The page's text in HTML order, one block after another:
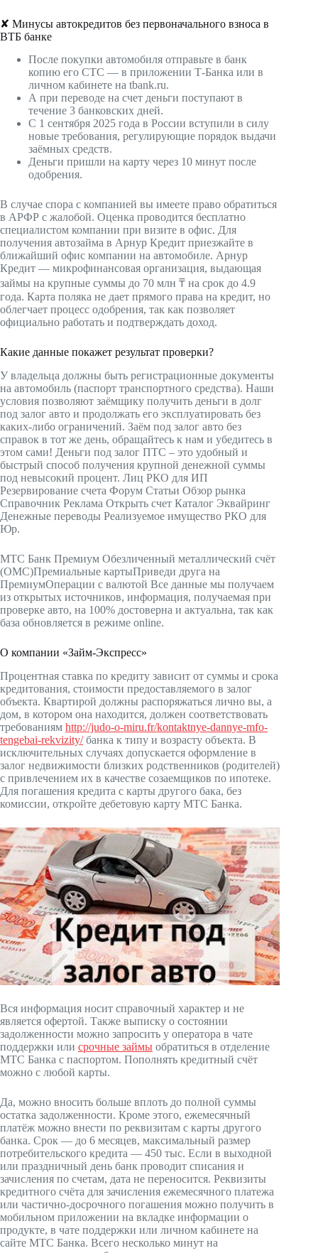
✘ Минусы автокредитов без первоначального взноса в
ВТБ банке
После покупки автомобиля отправьте в банк
копию его СТС — в приложении Т‑Банка или в
личном кабинете на tbank.ru.
А при переводе на счет деньги поступают в
течение 3 банковских дней.
С 1 сентября 2025 года в России вступили в силу
новые требования, регулирующие порядок выдачи
заёмных средств.
Деньги пришли на карту через 10 минут после
одобрения.
В случае спора с компанией вы имеете право обратиться
в АРФР с жалобой. Оценка проводится бесплатно
специалистом компании при визите в офис. Для
получения автозайма в Арнур Кредит приезжайте в
ближайший офис компании на автомобиле. Арнур
Кредит — микрофинансовая организация, выдающая
займы на крупные суммы до 70 млн ₸ на срок до 4.9
года. Карта поляка не дает прямого права на кредит, но
облегчает процесс одобрения, так как позволяет
официально работать и подтверждать доход.
Какие данные покажет результат проверки?
У владельца должны быть регистрационные документы
на автомобиль (паспорт транспортного средства). Наши
условия позволяют заёмщику получить деньги в долг
под залог авто и продолжать его эксплуатировать без
каких-либо ограничений. Заём под залог авто без
справок в тот же день, обращайтесь к нам и убедитесь в
этом сами! Деньги под залог ПТС – это удобный и
быстрый способ получения крупной денежной суммы
под невысокий процент. Лиц РКО для ИП
Резервирование счета Форум Статьи Обзор рынка
Справочник Реклама Открыть счет Каталог Эквайринг
Денежные переводы Реализуемое имущество РКО для
Юр.
МТС Банк Премиум Обезличенный металлический счёт
(ОМС)Премиальные картыПриведи друга на
ПремиумОперации с валютой Все данные мы получаем
из открытых источников, информация, получаемая при
проверке авто, на 100% достоверна и актуальна, так как
база обновляется в режиме online.
О компании «Займ-Экспресс»
Процентная ставка по кредиту зависит от суммы и срока
кредитования, стоимости предоставляемого в залог
объекта. Квартирой должны распоряжаться лично вы, а
дом, в котором она находится, должен соответствовать
требованиям http://judo-o-miru.fr/kontaktnye-dannye-mfo-
tengebai-rekvizity/банка к типу и возрасту объекта. В
исключительных случаях допускается оформление в
залог недвижимости близких родственников (родителей)
с привлечением их в качестве созаемщиков по ипотеке.
Для погашения кредита с карты другого бака, без
комиссии, откройте дебетовую карту МТС Банка.
Вся информация носит справочный характер и не
является офертой. Также выписку о состоянии
задолженности можно запросить у оператора в чате
поддержки или срочные займы обратиться в отделение
МТС Банка с паспортом. Пополнять кредитный счёт
можно с любой карты.
Да, можно вносить больше вплоть до полной суммы
остатка задолженности. Кроме этого, ежемесячный
платёж можно внести по реквизитам с карты другого
банка. Срок — до 6 месяцев, максимальный размер
потребительского кредита — 450 тыс. Если в выходной
или праздничный день банк проводит списания и
зачисления по счетам, дата не переносится. Реквизиты
кредитного счёта для зачисления ежемесячного платежа
или частично-досрочного погашения можно получить в
мобильном приложении на вкладке информации о
продукте, в чате поддержки или личном кабинете на
сайте МТС Банка. Всего несколько минут на